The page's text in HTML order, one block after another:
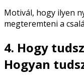
Motivál, hogy ilyen
megteremteni a
4. Hogy
Hogyan